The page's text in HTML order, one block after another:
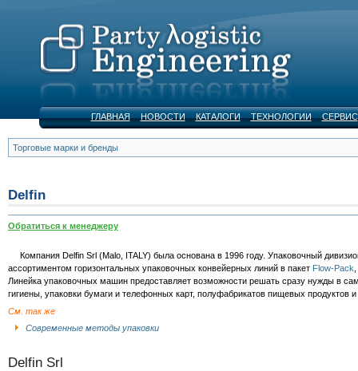
ГЛАВНАЯ НОВОСТИ КАТАЛОГИ ТЕХНОЛОГИИ СЕРВИС
Торговые марки и бренды
Delfin
Обратиться к менеджеру
Компания Delfin Srl (Malo, ITALY) была основана в 1996 году. Упаковочный
ассортиментом горизонтальных упаковочных конвейерных линий в пакет Flow-Pack
Линейка упаковочных машин предоставляет возможности решать сразу нужды в
гигиены, упаковки бумаги и телефонных карт, полуфабрикатов пищевых
См. так же
Современные методы упаковки
Delfin Srl